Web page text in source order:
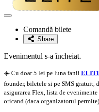
Adaugă
favoriteComandă bilete
Share
Evenimentul s-a încheiat.
☀️ Cu doar 5 lei pe luna fanii
founder, biletele si pe SMS gratuit,
asigurarea Flex, lista de
oricand (daca organizatorul